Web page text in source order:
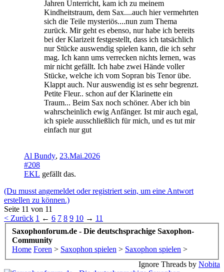
Jahren Unterricht, kam ich zu meinem
Kindheitstraum, dem Sax....auch hier vermehrten
sich die Teile mysteriös....nun zum Thema
zurück. Mir geht es ebenso, nur habe ich bereits
bei der Klarizeit festgestellt, dass ich tatsächlich
nur Stücke auswendig spielen kann, die ich sehr
mag. Ich kann ums verrecken nichts lernen, was
mir nicht gefällt. Ich habe zwei Hände voller
Stücke, welche ich vom Sopran bis Tenor übe.
Klappt auch. Nur auswendig ist es sehr begrenzt.
Petite Fleur.. schon auf der Klarinette ein
Traum... Beim Sax noch schöner. Aber ich bin
wahrscheinlich ewig Anfänger. Ist mir auch egal,
ich spiele ausschließlich für mich, und es tut mir
einfach nur gut
Al Bundy, 23.Mai.2026
#208
EKL gefällt das.
(Du musst angemeldet oder registriert sein, um eine Antwort
erstellen zu können.)
Seite 11 von 11
< Zurück 1 ← 6 7 8 9 10 → 11
Saxophonforum.de - Die deutschsprachige Saxophon-
Community
Home Foren > Saxophon spielen > Saxophon spielen >
Ignore Threads by Nobita